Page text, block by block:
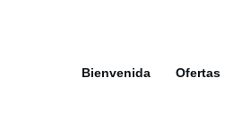
Bienvenida Ofertas